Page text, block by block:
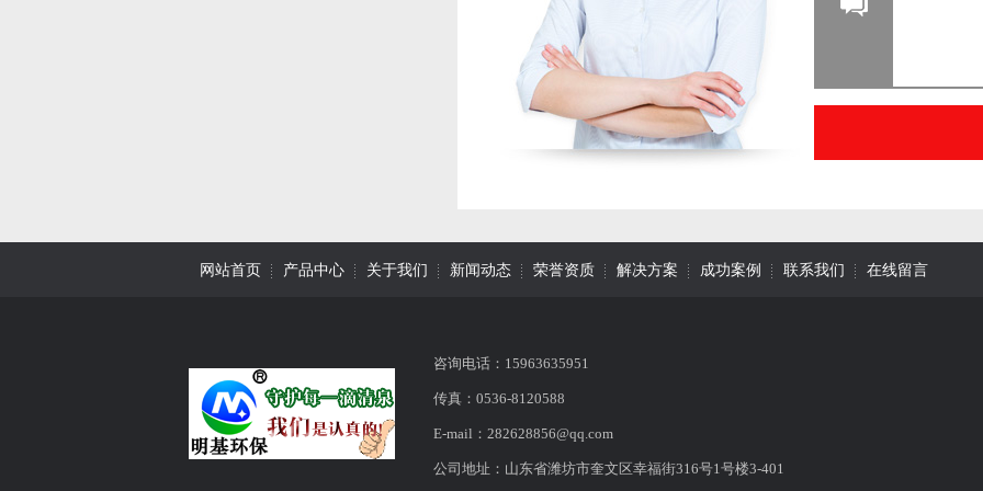
网站首页 产品中心 关于我们 新闻动态 荣誉资质 解决方案 成功案例 联系我们 在线留言
咨询电话：15963635951
传真：0536-8120588
E-mail：282628856@qq.com
公司地址：山东省潍坊市奎文区幸福街316号1号楼3-401